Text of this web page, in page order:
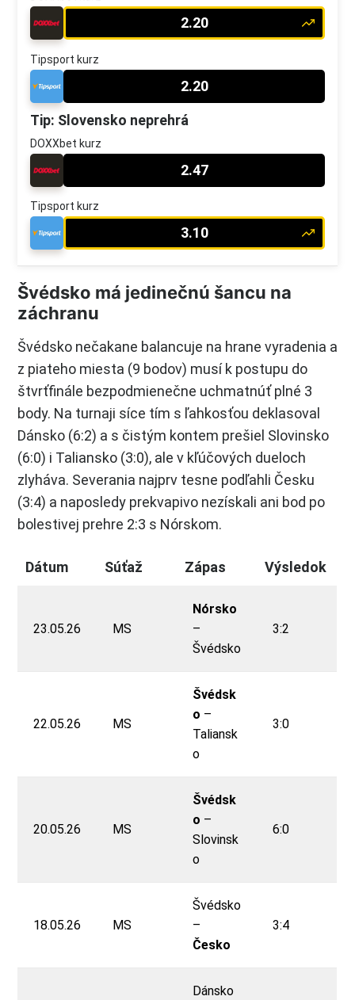
2.20
Tipsport kurz
2.20
Tip: Slovensko neprehrá
DOXXbet kurz
2.47
Tipsport kurz
3.10
Švédsko má jedinečnú šancu na
záchranu
Švédsko nečakane balancuje na hrane vyradenia a
z piateho miesta (9 bodov) musí k postupu do
štvrťfinále bezpodmienečne uchmatnúť plné 3
body. Na turnaji síce tím s ľahkosťou deklasoval
Dánsko (6:2) a s čistým kontem prešiel Slovinsko
(6:0) i Taliansko (3:0), ale v kľúčových dueloch
zlyháva. Severania najprv tesne podľahli Česku
(3:4) a naposledy prekvapivo nezískali ani bod po
bolestivej prehre 2:3 s Nórskom.
Dátum Súťaž Zápas Výsledok
23.05.26 MS
Nórsko
–
Švédsko
3:2
22.05.26 MS
Švédsk
o –
Taliansk
o
3:0
20.05.26 MS
Švédsk
o –
Slovinsk
o
6:0
18.05.26 MS
Švédsko
–
Česko
3:4
Dánsko